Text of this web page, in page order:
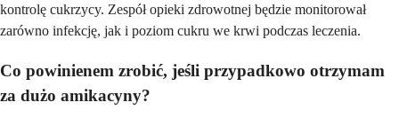
kontrolę cukrzycy. Zespół opieki zdrowotnej będzie monitorował
zarówno infekcję, jak i poziom cukru we krwi podczas leczenia.
Co powinienem zrobić, jeśli przypadkowo otrzymam
za dużo amikacyny?